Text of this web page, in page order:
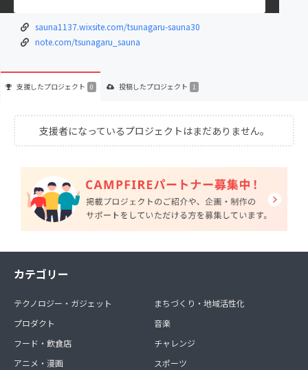
sauna1137.wixsite.com/tsunagaru-sauna30
note.com/tsunagaru_sauna
支援したプロジェクト 0 投稿したプロジェクト 1
支援者になっているプロジェクトはまだありません。
カテゴリー
テクノロジー・ガジェット
プロダクト
フード・飲食店
アニメ・漫画
まちづくり・地域活性化
音楽
チャレンジ
スポーツ